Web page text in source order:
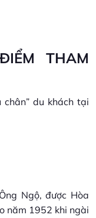
THAM
du khách tại
Ngộ, được Hòa
năm 1952 khi ngài